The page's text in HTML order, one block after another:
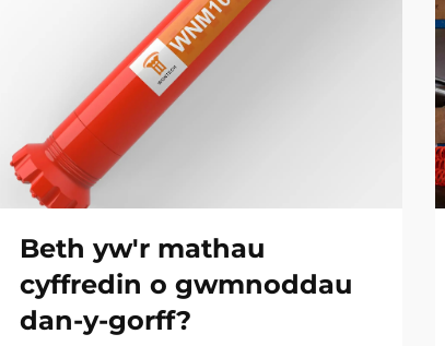
Beth yw'r mathau
cyffredin o gwmnoddau
dan-y-gorff?